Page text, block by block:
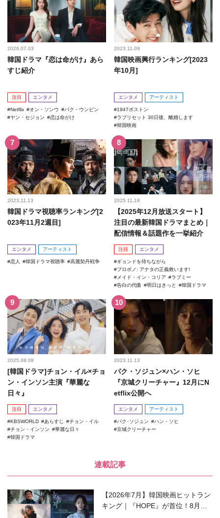
2026.07.03
韓国ドラマ『恋は命がけ』あら
すじ紹介
注目 エンタメ
Netflix オン・ソンウ
パク・ウンビン
ヤン・セジョン
恋は命がけ
2023.11.09
韓国映画興行ランキング[2023
年10月]
エンタメ アーティスト
1947ボストン
ラブリセット 30日後、離婚します
韓国映画
2023.11.13
韓国ドラマ視聴率ランキング[2
023年11月2週目]
エンタメ アーティスト
恋人 韓国ドラマ視聴率 高麗契丹戦争
2025.11.18
【2025年12月放送スタート】
注目の最新韓国ドラマまとめ｜
配信情報＆話題作を一挙紹介
注目 エンタメ
ギョンドを待ちながら
プロボノ: アナタの正義救います!
メイド・イン・コリア
ラブミー
告白の代価
明日はきっと 韓国ドラマ
2025.08.08
[韓国ドラマ]チョン・イル×チョ
ン・インソン主演『華麗な
日々』
注目 エンタメ
KBSWORLD あらすじ
チョン・イル
チョン・インソン
華麗な日々
韓国ドラマ
2023.11.13
パク・ソジュン×ハン・ソヒ
『京城クリーチャー』12月にN
etflix公開へ
エンタメ アーティスト
パク･ソジュン
ハン・ソヒ
京城クリーチャー
連載記事
【2026年7月】韓国映画ヒットラン
キング｜『HOPE』が首位！8月公